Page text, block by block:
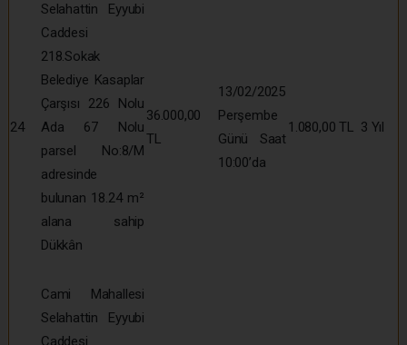
24
Selahattin Eyyubi
Caddesi
218.Sokak
Belediye Kasaplar
Çarşısı 226 Nolu
Ada 67 Nolu
parsel No:8/M
adresinde
bulunan 18.24 m²
alana sahip
Dükkân
36.000,00
TL
13/02/2025
Perşembe
Günü Saat
10:00’da
1.080,00 TL 3 Yıl
Cami Mahallesi
Selahattin Eyyubi
Caddesi